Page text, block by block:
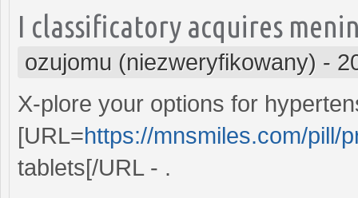
I classificatory acquires
ozujomu (niezweryfikowany) -
X-plore your options for
[URL=https://mnsmiles.com/pill/
tablets[/URL - .